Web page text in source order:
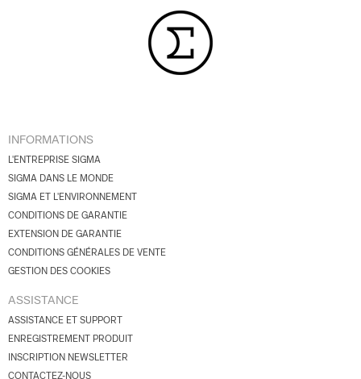
INFORMATIONS
L'ENTREPRISE SIGMA
SIGMA DANS LE MONDE
SIGMA ET L'ENVIRONNEMENT
CONDITIONS DE GARANTIE
EXTENSION DE GARANTIE
CONDITIONS GÉNÉRALES DE VENTE
GESTION DES COOKIES
ASSISTANCE
ASSISTANCE ET SUPPORT
ENREGISTREMENT PRODUIT
INSCRIPTION NEWSLETTER
CONTACTEZ-NOUS